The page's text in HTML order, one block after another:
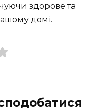
здорове та
домі.